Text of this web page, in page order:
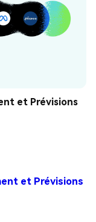
et Prévisions
et Prévisions